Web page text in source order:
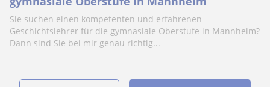
Sie suchen einen kompetenten und erfahrenen
Geschichtslehrer für die gymnasiale Oberstufe in Mannheim?
Dann sind Sie bei mir genau richtig...